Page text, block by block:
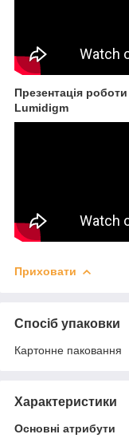
Презентація
Lumidigm
Приховати
Спосіб упаковки
Картонне паковання
Характеристики
Основні атрибути